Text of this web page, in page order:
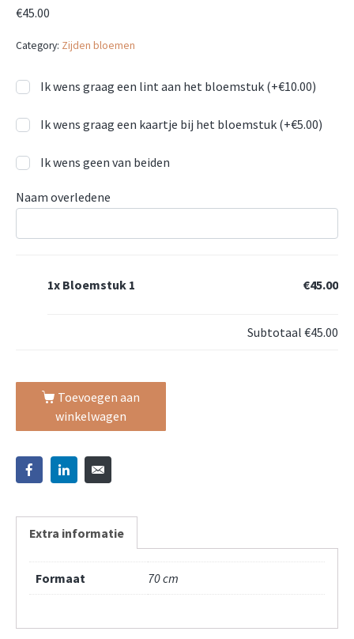
€45.00
Category: Zijden bloemen
Ik wens graag een lint aan het bloemstuk (+€10.00)
Ik wens graag een kaartje bij het bloemstuk (+€5.00)
Ik wens geen van beiden
Naam overledene
1x Bloemstuk 1 €45.00
Subtotaal €45.00
Toevoegen aan
winkelwagen
Extra informatie
Formaat 70 cm